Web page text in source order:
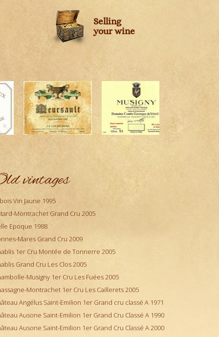
Selling
your wine
vintages
Vin Jaune 1995
Montrachet Grand Cru 2005
Epoque 1988
Mares Grand Cru 2009
1er Cru Montée de Tonnerre 2005
Grand Cru Les Clos 2005
Musigny 1er Cru Les Fuées 2005
Montrachet 1er Cru Les Caillerets 2005
Angélus Saint-Emilion 1er Grand cru classé A 1971
Ausone Saint-Emilion 1er Grand Cru Classé A 1990
Ausone Saint-Emilion 1er Grand Cru Classé A 2000